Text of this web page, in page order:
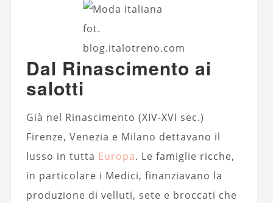
fot.
blog.italotreno.com
Dal Rinascimento ai
salotti
Già nel Rinascimento (XIV-XVI sec.)
Firenze, Venezia e Milano dettavano il
lusso in tutta Europa. Le famiglie ricche,
in particolare i Medici, finanziavano la
produzione di velluti, sete e broccati che